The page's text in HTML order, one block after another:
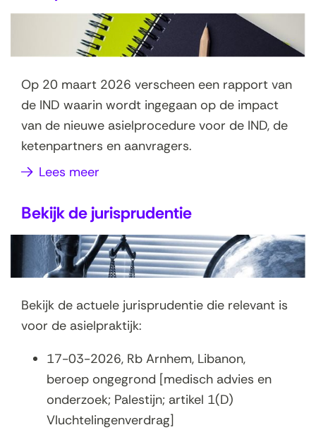
Op 20 maart 2026 verscheen een rapport van
de IND waarin wordt ingegaan op de impact
van de nieuwe asielprocedure voor de IND, de
ketenpartners en aanvragers.
Lees meer
Bekijk de jurisprudentie
Bekijk de actuele jurisprudentie die relevant is
voor de asielpraktijk:
17-03-2026, Rb Arnhem, Libanon,
beroep ongegrond [medisch advies en
onderzoek; Palestijn; artikel 1(D)
Vluchtelingenverdrag]